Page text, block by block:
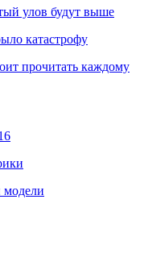
улов будут выше
катастрофу
прочитать каждому
модели